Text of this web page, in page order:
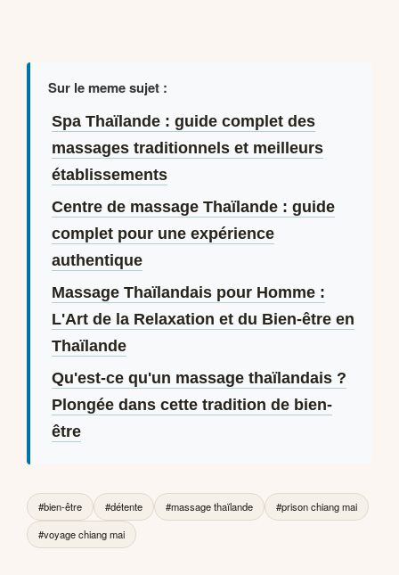
Sur le meme sujet :
Spa Thaïlande : guide complet des
massages traditionnels et meilleurs
établissements
Centre de massage Thaïlande : guide
complet pour une expérience
authentique
Massage Thaïlandais pour Homme :
L'Art de la Relaxation et du Bien-être en
Thaïlande
Qu'est-ce qu'un massage thaïlandais ?
Plongée dans cette tradition de bien-
être
#bien-être #détente #massage thaïlande
#prison chiang mai
#voyage chiang mai